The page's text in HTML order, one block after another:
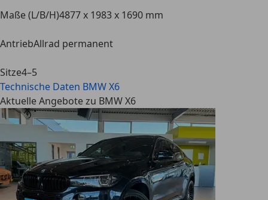
Maße (L/B/H)4877 x 1983 x 1690 mm
AntriebAllrad permanent
Sitze4–5
Technische Daten BMW X6
Aktuelle Angebote zu BMW X6